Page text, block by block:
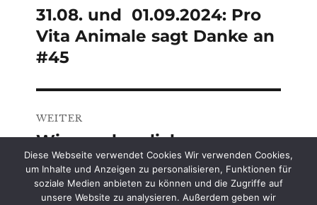
Vorheriger
Beitrag:
31.08. und 01.09.2024: Pro
Vita Animale sagt Danke an
#45
WEITER
Nächster
Beitrag:
Wir werden dich
vermisssen, Mimi!
Diese Webseite verwendet Cookies Wir verwenden Cookies,
um Inhalte und Anzeigen zu personalisieren, Funktionen für
soziale Medien anbieten zu können und die Zugriffe auf
unsere Website zu analysieren. Außerdem geben wir